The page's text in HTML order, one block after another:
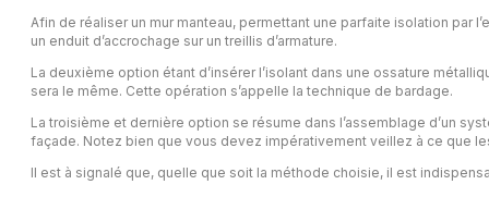
Afin de réaliser un mur manteau, permettant une parfaite isolation par
un enduit d’accrochage sur un treillis d’armature.
La deuxième option étant d’insérer l’isolant dans une ossature
sera le même. Cette opération s’appelle la technique de bardage.
La troisième et dernière option se résume dans l’assemblage d’un
façade. Notez bien que vous devez impérativement veillez à ce que
Il est à signalé que, quelle que soit la méthode choisie, il est